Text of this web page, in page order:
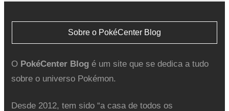
Sobre o PokéCenter Blog
O PokéCenter Blogé um site que se dedica a tudo
sobre o universo Pokémon.
Desde 2012, tem sido “a casa de todos os